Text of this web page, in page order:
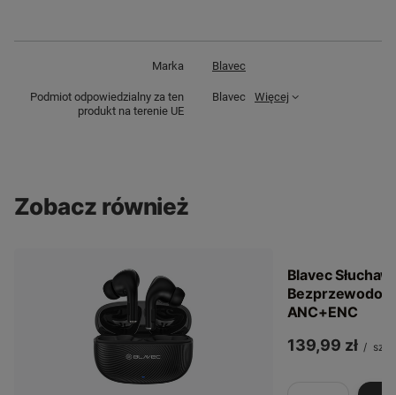
Marka Blavec
Podmiot odpowiedzialny za ten
produkt na terenie UE
Blavec Więcej
Zobacz również
Blavec
ANC+ENC
139,99 zł / szt.